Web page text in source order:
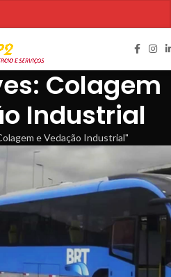
Colagem
Industrial
e Vedação Industrial"